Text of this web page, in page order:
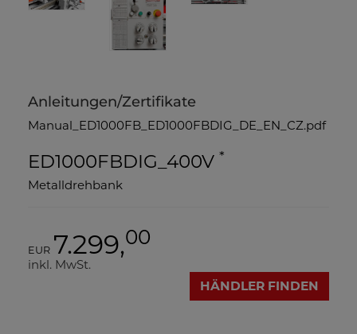
Anleitungen/Zertifikate
Manual_ED1000FB_ED1000FBDIG_DE_EN_CZ.pdf
ED1000FBDIG_400V *
Metalldrehbank
EUR 7.299,00
inkl. MwSt.
HÄNDLER FINDEN